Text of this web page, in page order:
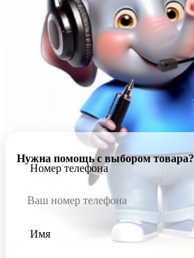
Нужна помощь с выбором товара?
Номер телефона
Имя